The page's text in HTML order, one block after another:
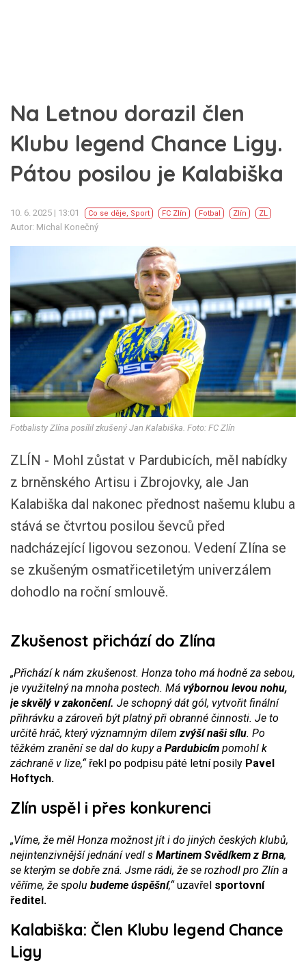
Na Letnou dorazil člen
Klubu legend Chance Ligy.
Pátou posilou je Kalabiška
10. 6. 2025 | 13:01 Co se děje, Sport FC Zlín Fotbal Zlín ZL
Autor: Michal Konečný
Fotbalisty Zlína posílil zkušený Jan Kalabiška. Foto: FC Zlín
ZLÍN - Mohl zůstat v Pardubicích, měl nabídky
z brněnského Artisu i Zbrojovky, ale Jan
Kalabiška dal nakonec přednost našemu klubu a
stává se čtvrtou posilou ševců před
nadcházející ligovou sezonou. Vedení Zlína se
se zkušeným osmatřicetiletým univerzálem
dohodlo na roční smlouvě.
Zkušenost přichází do Zlína
„Přichází k nám zkušenost. Honza toho má hodně za sebou,
je využitelný na mnoha postech. Má výbornou levou nohu,
je skvělý v zakončení. Je schopný dát gól, vytvořit finální
přihrávku a zároveň být platný při obranné činnosti. Je to
určitě hráč, který významným dílemzvýší naši sílu. Po
těžkém zranění se dal do kupy a Pardubicím pomohl k
záchraně v lize,“řekl po podpisu páté letní posily Pavel
Hoftych.
Zlín uspěl i přes konkurenci
„Víme, že měl Honza možnost jít i do jiných českých klubů,
nejintenzivnější jednání vedl s Martinem Svědíkem z Brna,
se kterým se dobře zná. Jsme rádi, že se rozhodl pro Zlín a
věříme, že spolu budeme úspěšní,“uzavřel sportovní
ředitel.
Kalabiška: Člen Klubu legend Chance
Ligy